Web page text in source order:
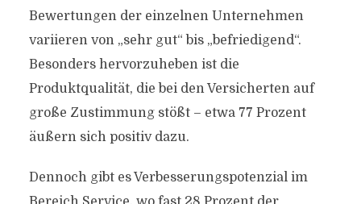
Bewertungen der einzelnen Unternehmen
variieren von „sehr gut“ bis „befriedigend“.
Besonders hervorzuheben ist die
Produktqualität, die bei den Versicherten auf
große Zustimmung stößt – etwa 77 Prozent
äußern sich positiv dazu.
Dennoch gibt es Verbesserungspotenzial im